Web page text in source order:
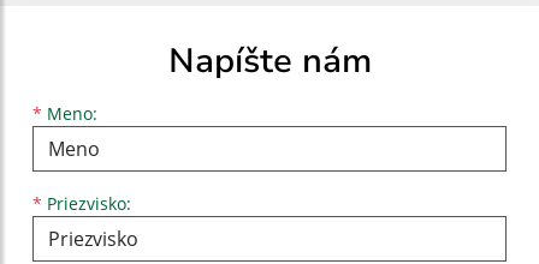
Napíšte nám
* Meno:
Meno
* Priezvisko:
Priezvisko
E-mailová adresa